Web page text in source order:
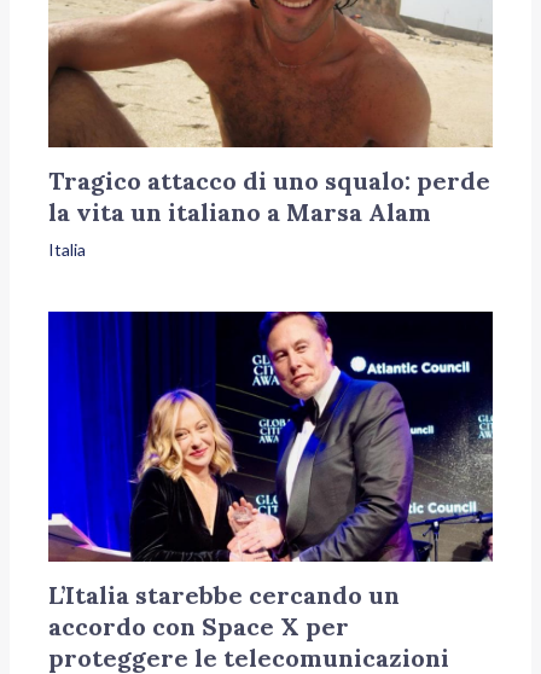
Tragico attacco di uno squalo: perde
la vita un italiano a Marsa Alam
Italia
L’Italia starebbe cercando un
accordo con Space X per
proteggere le telecomunicazioni